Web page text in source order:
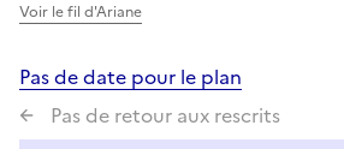
Voir le fil d'Ariane
Pas de date pour le plan
Pas de retour aux rescrits